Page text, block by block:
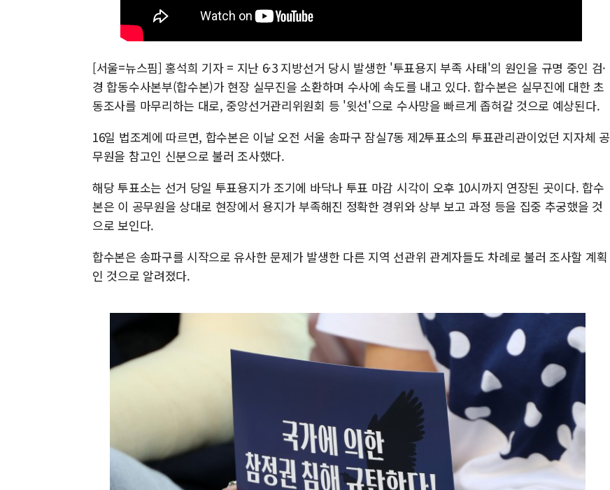
[서울=뉴스핌] 홍석희 기자 = 지난 6·3 지방선거 당시 발생한 '투표용지 부족 사태'의 원인을 규명 중인 검·
경 합동수사본부(합수본)가 현장 실무진을 소환하며 수사에 속도를 내고 있다. 합수본은 실무진에 대한 초
동조사를 마무리하는 대로, 중앙선거관리위원회 등 '윗선'으로 수사망을 빠르게 좁혀갈 것으로 예상된다.
16일 법조계에 따르면, 합수본은 이날 오전 서울 송파구 잠실7동 제2투표소의 투표관리관이었던 지자체 공
무원을 참고인 신분으로 불러 조사했다.
해당 투표소는 선거 당일 투표용지가 조기에 바닥나 투표 마감 시각이 오후 10시까지 연장된 곳이다. 합수
본은 이 공무원을 상대로 현장에서 용지가 부족해진 정확한 경위와 상부 보고 과정 등을 집중 추궁했을 것
으로 보인다.
합수본은 송파구를 시작으로 유사한 문제가 발생한 다른 지역 선관위 관계자들도 차례로 불러 조사할 계획
인 것으로 알려졌다.